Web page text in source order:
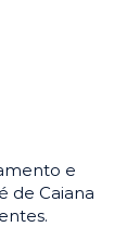
e
de Caiana